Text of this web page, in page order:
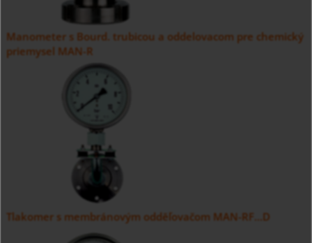
Manometer s Bourd. trubicou a oddelovacom pre chemický
priemysel MAN-R
Tlakomer s membránovým odděľovačom MAN-RF...D